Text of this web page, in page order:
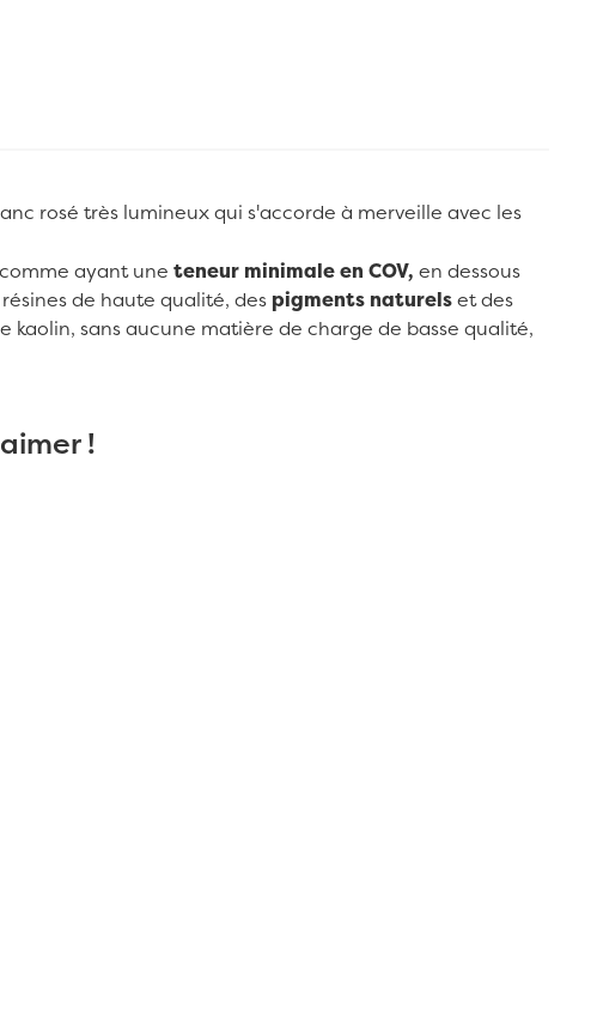
rosé très lumineux qui s'accorde à merveille avec les
ayant une teneur minimale en COV, en dessous
de haute qualité, des pigments naturels et des
sans aucune matière de charge de basse qualité,
!